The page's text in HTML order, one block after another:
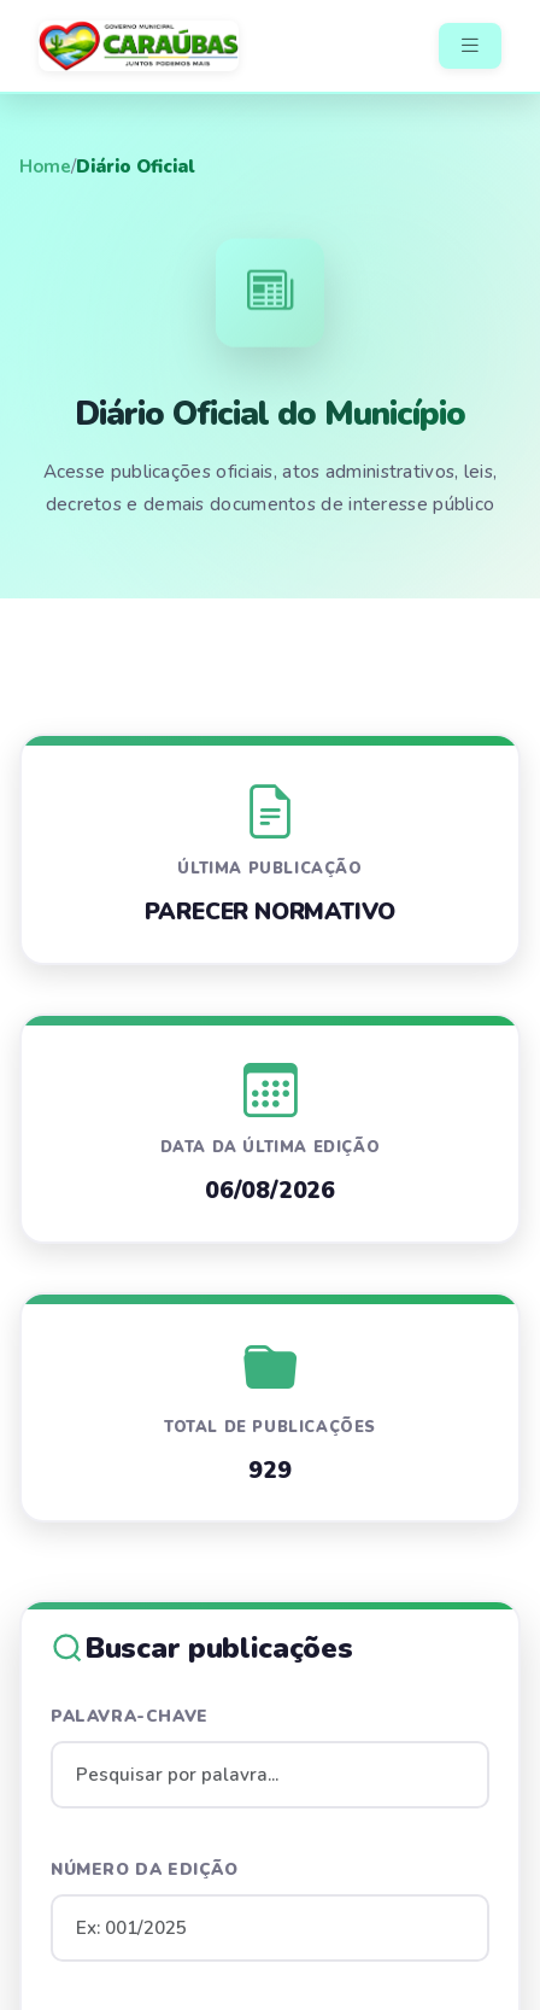
Home/Diário Oficial
Diário Oficial do Município
Acesse publicações oficiais, atos administrativos, leis,
decretos e demais documentos de interesse público
ÚLTIMA PUBLICAÇÃO
PARECER NORMATIVO
DATA DA ÚLTIMA EDIÇÃO
06/08/2026
TOTAL DE PUBLICAÇÕES
929
Buscar publicações
PALAVRA-CHAVE
NÚMERO DA EDIÇÃO